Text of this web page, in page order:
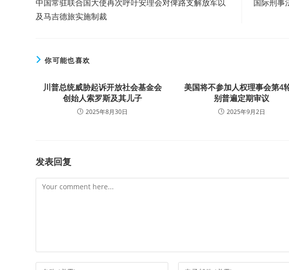
articles
中国常驻联合国大使再次呼吁安理会对俾路支解放军以
及马吉德旅实施制裁
国际刑事
你可能也喜欢
川普总统威胁起诉开放社会基金会
创始人索罗斯及其儿子
2025年8月30日
美国将不参加人权理事会第4
别普遍定期审议
2025年9月2日
发表回复
Comment
Enter Enter